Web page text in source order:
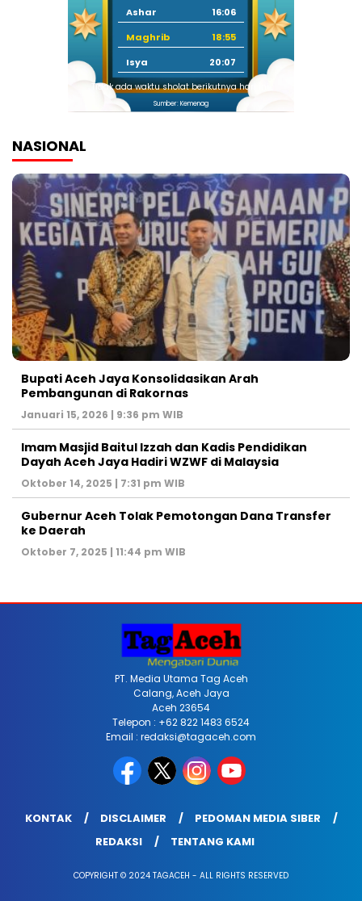
Ashar
16:06
Maghrib
18:55
Isya
20:07
Tidak ada waktu sholat berikutnya hari ini.
Sumber: Kemenag
NASIONAL
Bupati Aceh Jaya Konsolidasikan Arah
Pembangunan di Rakornas
Januari 15, 2026 | 9:36 pm WIB
Imam Masjid Baitul Izzah dan Kadis Pendidikan
Dayah Aceh Jaya Hadiri WZWF di Malaysia
Oktober 14, 2025 | 7:31 pm WIB
Gubernur Aceh Tolak Pemotongan Dana Transfer
ke Daerah
Oktober 7, 2025 | 11:44 pm WIB
PT. Media Utama Tag Aceh
Calang, Aceh Jaya
Aceh 23654
Telepon : +62 822 1483 6524
Email : redaksi@tagaceh.com
KONTAK DISCLAIMER
PEDOMAN MEDIA SIBER
REDAKSI
TENTANG KAMI
COPYRIGHT © 2024 TAGACEH - ALL RIGHTS RESERVED